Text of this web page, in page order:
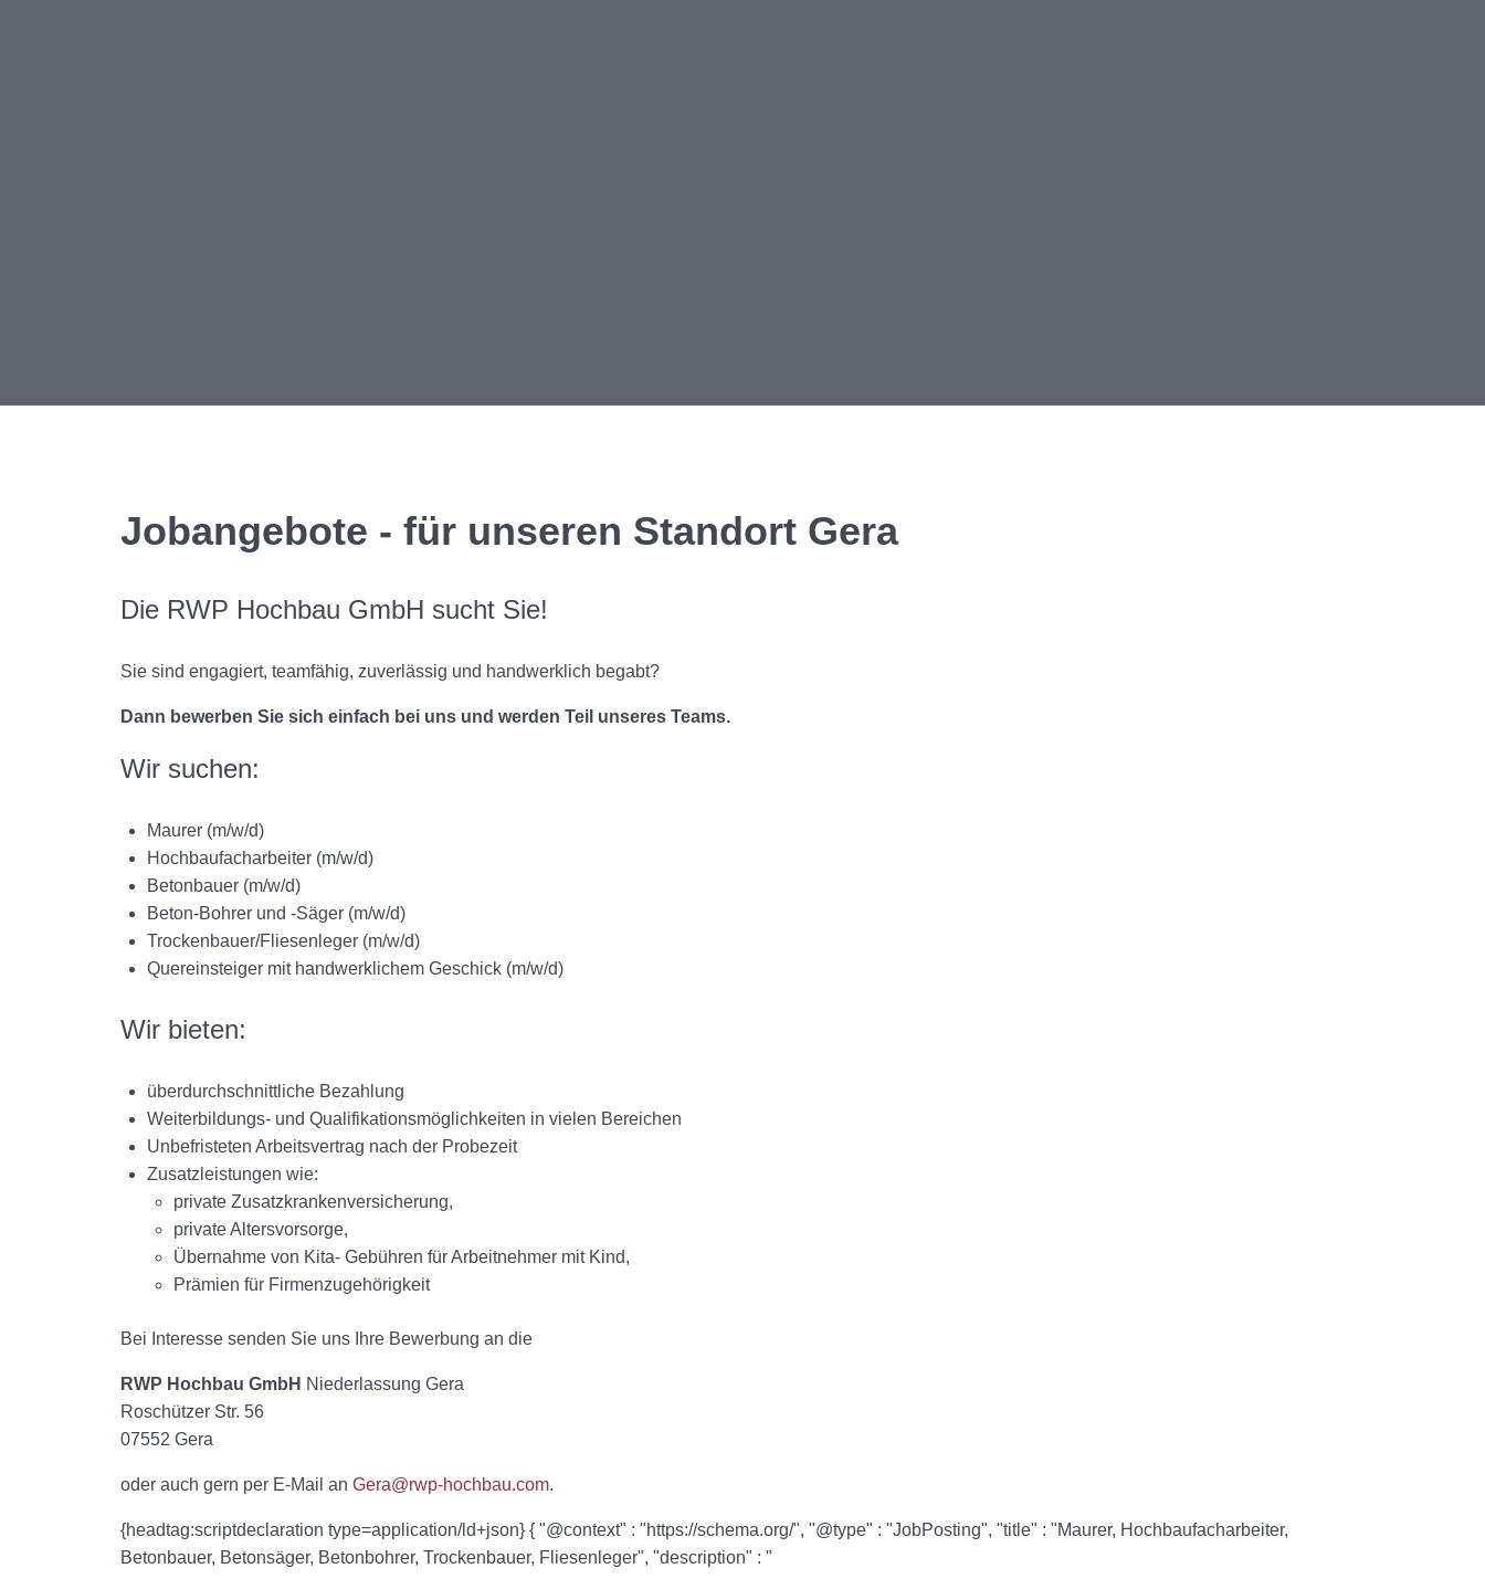
Jobangebote - für unseren Standort Gera
Die RWP Hochbau GmbH sucht Sie!
Sie sind engagiert, teamfähig, zuverlässig und handwerklich begabt?
Dann bewerben Sie sich einfach bei uns und werden Teil unseres Teams.
Wir suchen:
Maurer (m/w/d)
Hochbaufacharbeiter (m/w/d)
Betonbauer (m/w/d)
Beton-Bohrer und -Säger (m/w/d)
Trockenbauer/Fliesenleger (m/w/d)
Quereinsteiger mit handwerklichem Geschick (m/w/d)
Wir bieten:
überdurchschnittliche Bezahlung
Weiterbildungs- und Qualifikationsmöglichkeiten in vielen Bereichen
Unbefristeten Arbeitsvertrag nach der Probezeit
Zusatzleistungen wie:
private Zusatzkrankenversicherung,
private Altersvorsorge,
Übernahme von Kita- Gebühren für Arbeitnehmer mit Kind,
Prämien für Firmenzugehörigkeit
Bei Interesse senden Sie uns Ihre Bewerbung an die
RWP Hochbau GmbH Niederlassung Gera
Roschützer Str. 56
07552 Gera
oder auch gern per E-Mail an Gera@rwp-hochbau.com.
{headtag:scriptdeclaration type=application/ld+json} { "@context" : "https://schema.org/", "@type" : "JobPosting", "title" : "Maurer, Hochbaufacharbeiter,
Betonbauer, Betonsäger, Betonbohrer, Trockenbauer, Fliesenleger", "description" : "